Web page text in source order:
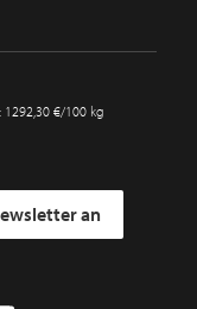
1292,30 €/100 kg
an